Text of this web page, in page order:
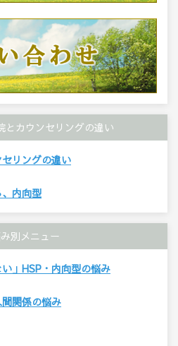
とカウンセリングの違い
セリングの違い
内向型
別メニュー
」HSP・内向型の悩み
関係の悩み